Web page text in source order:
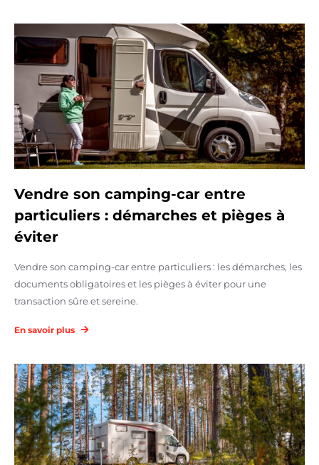
Vendre son camping-car entre
particuliers : démarches et pièges à
éviter
Vendre son camping-car entre particuliers : les démarches, les
documents obligatoires et les pièges à éviter pour une
transaction sûre et sereine.
En savoir plus